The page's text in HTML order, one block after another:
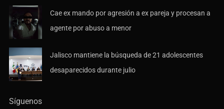
Cae ex mando por agresión a ex pareja y procesan a
agente por abuso a menor
Jalisco mantiene la búsqueda de 21 adolescentes
desaparecidos durante julio
Síguenos